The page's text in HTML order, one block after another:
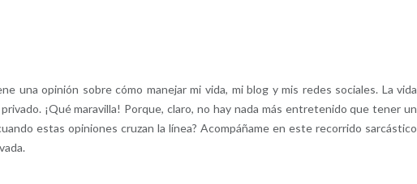
una opinión sobre cómo manejar mi vida, mi blog y mis redes sociales. La vida
¡Qué maravilla! Porque, claro, no hay nada más entretenido que tener un
estas opiniones cruzan la línea? Acompáñame en este recorrido sarcástico